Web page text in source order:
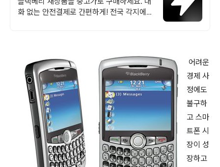
화 없는 안전결제로 간편하게! 전국 각지에서
어려운
경제 사
정에도
불구하
고 스마
트폰 시
장이 성
장하고